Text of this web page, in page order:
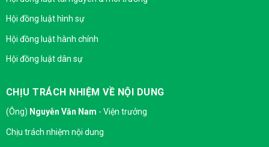
Hội đồng luật hình sự
Hội đồng luật hành chính
Hội đồng luật dân sự
CHỊU TRÁCH NHIỆM VỀ NỘI DUNG
(Ông) Nguyễn Văn Nam - Viện trưởng
Chịu trách nhiệm nội dung